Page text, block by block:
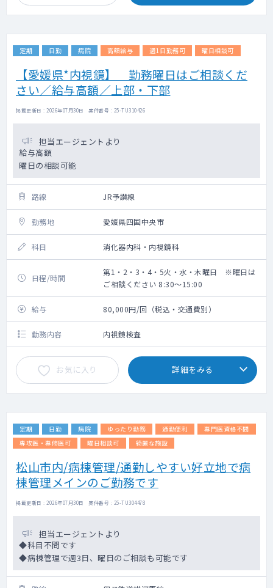
定期 日勤 病院 高額給与 週1日勤務可 曜日相談可
【愛媛県*内視鏡】 勤務曜日はご相談くだ
さい／給与高額／上部・下部
掲載更新日 : 2026年07月30日 案件番号 : 25-TU310426
担当エージェントより
給与高額
曜日の相談可能
路線 JR予讃線
勤務地 愛媛県四国中央市
科目 消化器内科・内視鏡科
日程/時間
第1・2・3・4・5火・水・木曜日 ※曜日は
ご相談ください 8:30～15:00
給与 80,000円/回（税込・交通費別）
勤務内容 内視鏡検査
お気に入り 詳細をみる
定期 日勤 病院 ゆったり勤務 通勤便利
専門医資格不問
専攻医・専修医可
曜日相談可 綺麗な施設
松山市内/病棟管理/通勤しやすい好立地で病
棟管理メインのご勤務です
掲載更新日 : 2026年07月30日 案件番号 : 25-TU304478
担当エージェントより
◆科目不問です
◆病棟管理で週3日、曜日のご相談も可能です